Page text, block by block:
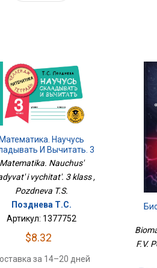
Научусь
И Вычитать. 3
Класс
Matematika. Nauchus'
i vychitat'. 3 klass ,
Pozdneva T.S.
Позднева Т.С.
Артикул: 1377752
$8.32
за 14–20 дней
F.V.